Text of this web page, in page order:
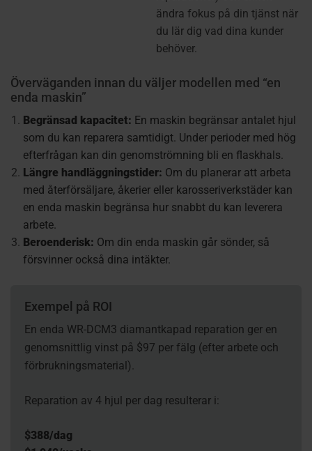
ändra fokus på din tjänst när
du lär dig vad dina kunder
behöver.
Överväganden innan du väljer modellen med “en
enda maskin”
Begränsad kapacitet: En maskin begränsar antalet hjul
som du kan reparera samtidigt. Under perioder med hög
efterfrågan kan din genomströmning bli en flaskhals.
Längre handläggningstider: Om du planerar att arbeta
med återförsäljare, åkerier eller karosseriverkstäder kan
en enda maskin begränsa hur snabbt du kan leverera
arbete.
Beroenderisk: Om din enda maskin går sönder, så
försvinner också dina intäkter.
Exempel på ROI
En enda WR-DCM3 diamantkapad reparation ger en
genomsnittlig vinst på $97 per fälg (efter arbete och
förbrukningsmaterial).
Reparation av 4 hjul per dag resulterar i:
$388/dag